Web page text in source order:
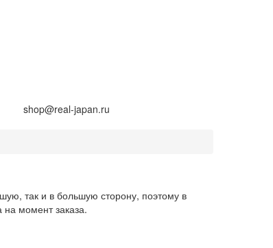
shop@real-japan.ru
так и в большую сторону, поэтому в
на момент заказа.